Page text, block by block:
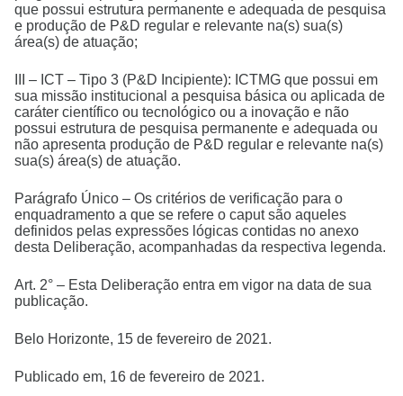
que possui estrutura permanente e adequada de pesquisa
e produção de P&D regular e relevante na(s) sua(s)
área(s) de atuação;
III – ICT – Tipo 3 (P&D Incipiente): ICTMG que possui em
sua missão institucional a pesquisa básica ou aplicada de
caráter científico ou tecnológico ou a inovação e não
possui estrutura de pesquisa permanente e adequada ou
não apresenta produção de P&D regular e relevante na(s)
sua(s) área(s) de atuação.
Parágrafo Único – Os critérios de verificação para o
enquadramento a que se refere o caput são aqueles
definidos pelas expressões lógicas contidas no anexo
desta Deliberação, acompanhadas da respectiva legenda.
Art. 2° – Esta Deliberação entra em vigor na data de sua
publicação.
Belo Horizonte, 15 de fevereiro de 2021.
Publicado em, 16 de fevereiro de 2021.